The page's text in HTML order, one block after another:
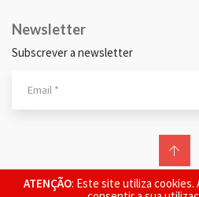
ATENÇÃO: Este site utiliza cookies.
Newsletter
Subscrever a newsletter
© 2026 FPAS. Todos os